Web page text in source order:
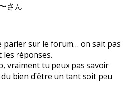
さん
parler sur le forum… on sait pas
les réponses.
vraiment tu peux pas savoir
bien d´être un tant soit peu